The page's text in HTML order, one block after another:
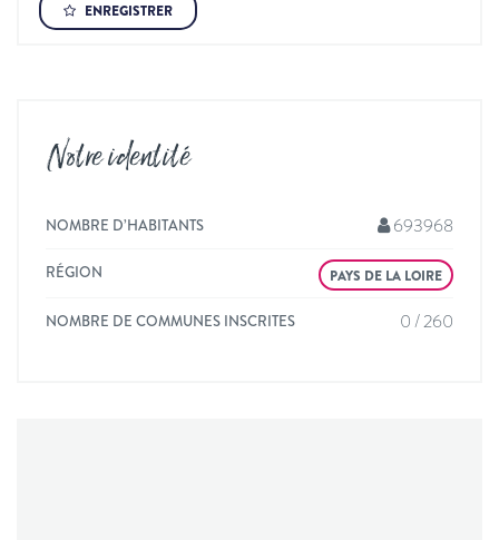
ENREGISTRER
Notre identité
NOMBRE D’HABITANTS 693968
RÉGION PAYS DE LA LOIRE
NOMBRE DE COMMUNES INSCRITES 0 / 260